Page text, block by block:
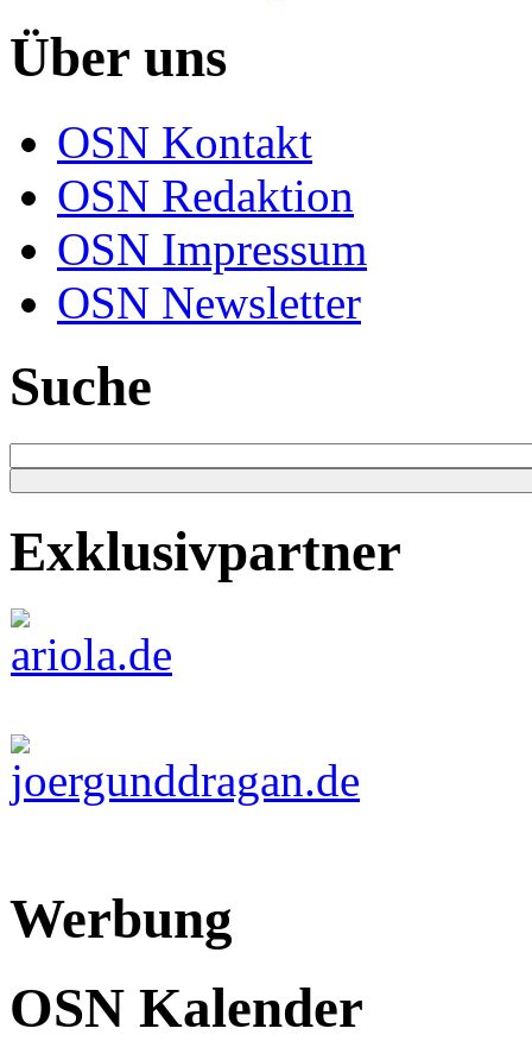
Über uns
OSN Kontakt
OSN Redaktion
OSN Impressum
OSN Newsletter
Suche
Exklusivpartner
Werbung
OSN Kalender